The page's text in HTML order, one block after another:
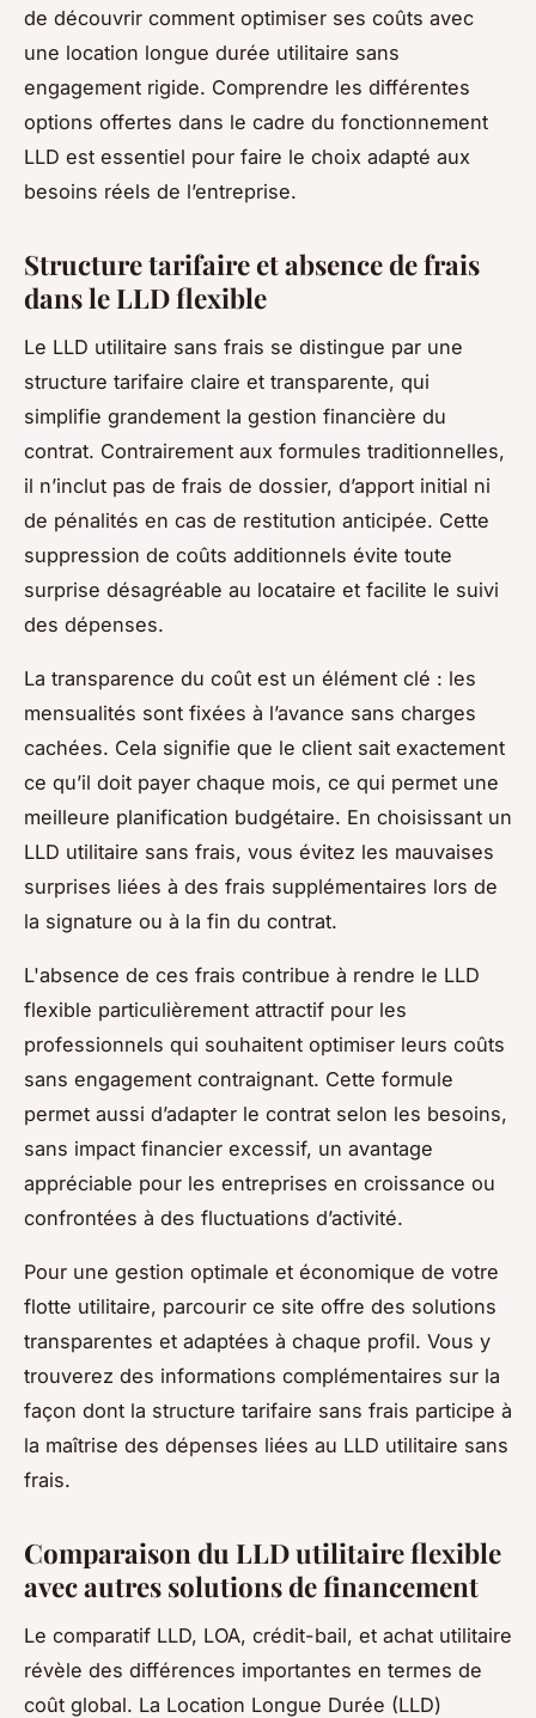
de découvrir comment optimiser ses coûts avec
une location longue durée utilitaire sans
engagement rigide. Comprendre les différentes
options offertes dans le cadre du fonctionnement
LLD est essentiel pour faire le choix adapté aux
besoins réels de l’entreprise.
Structure tarifaire et absence de frais
dans le LLD flexible
Le LLD utilitaire sans frais se distingue par une
structure tarifaire claire et transparente, qui
simplifie grandement la gestion financière du
contrat. Contrairement aux formules traditionnelles,
il n’inclut pas de frais de dossier, d’apport initial ni
de pénalités en cas de restitution anticipée. Cette
suppression de coûts additionnels évite toute
surprise désagréable au locataire et facilite le suivi
des dépenses.
La transparence du coût est un élément clé : les
mensualités sont fixées à l’avance sans charges
cachées. Cela signifie que le client sait exactement
ce qu’il doit payer chaque mois, ce qui permet une
meilleure planification budgétaire. En choisissant un
LLD utilitaire sans frais, vous évitez les mauvaises
surprises liées à des frais supplémentaires lors de
la signature ou à la fin du contrat.
L'absence de ces frais contribue à rendre le LLD
flexible particulièrement attractif pour les
professionnels qui souhaitent optimiser leurs coûts
sans engagement contraignant. Cette formule
permet aussi d’adapter le contrat selon les besoins,
sans impact financier excessif, un avantage
appréciable pour les entreprises en croissance ou
confrontées à des fluctuations d’activité.
Pour une gestion optimale et économique de votre
flotte utilitaire, parcourir ce site offre des solutions
transparentes et adaptées à chaque profil. Vous y
trouverez des informations complémentaires sur la
façon dont la structure tarifaire sans frais participe à
la maîtrise des dépenses liées au LLD utilitaire sans
frais.
Comparaison du LLD utilitaire flexible
avec autres solutions de financement
Le comparatif LLD, LOA, crédit-bail, et achat utilitaire
révèle des différences importantes en termes de
coût global. La Location Longue Durée (LLD)